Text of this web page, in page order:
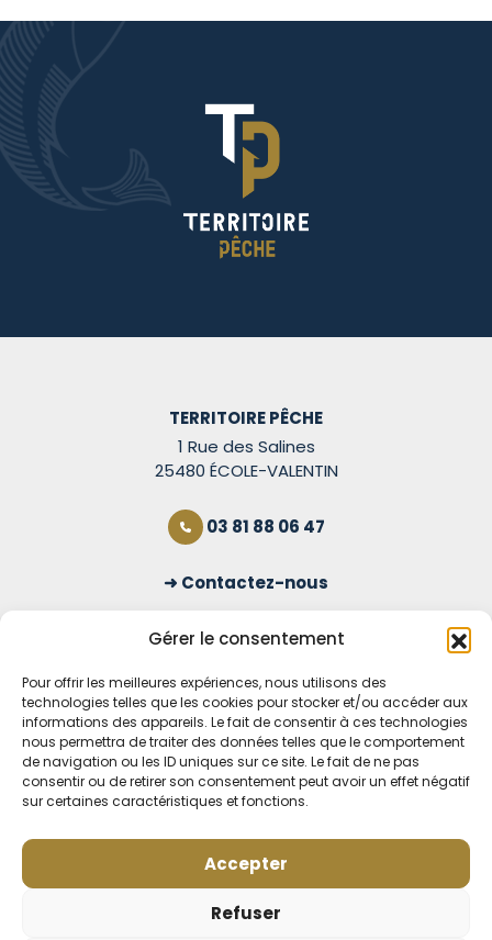
Gérer le consentement
Pour offrir les meilleures expériences, nous utilisons des
technologies telles que les cookies pour stocker et/ou accéder aux
informations des appareils. Le fait de consentir à ces technologies
nous permettra de traiter des données telles que le comportement
de navigation ou les ID uniques sur ce site. Le fait de ne pas
consentir ou de retirer son consentement peut avoir un effet négatif
sur certaines caractéristiques et fonctions.
Accepter
Refuser
TERRITOIRE PÊCHE
1 Rue des Salines
25480 ÉCOLE-VALENTIN
03 81 88 06 47
Contactez-nous
S'inscrire à la newsletter
OUVERT TOUS LES JOURS
Voir nos horaires
MENTIONS LÉGALES
POLITIQUE DE CONFIDENTIALITÉ